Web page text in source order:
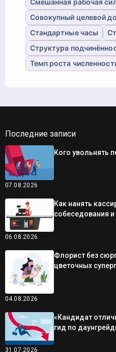
Совокупный целевой
Стандартные часы
Структура
Темп роста
Последние записи
07.08.2026
Кого увольнять
06.08.2026
Как нанять
собеседования
04.08.2026
Флорист без
цветочных
31.07.2026
«Кандидат
гид по